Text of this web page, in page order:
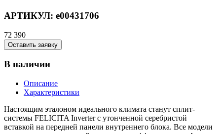
АРТИКУЛ: e00431706
72 390
Оставить заявку
В наличии
Описание
Характеристики
Настоящим эталоном идеального климата станут сплит-
системы FELICITA Inverter с утонченной серебристой
вставкой на передней панели внутреннего блока. Все модели